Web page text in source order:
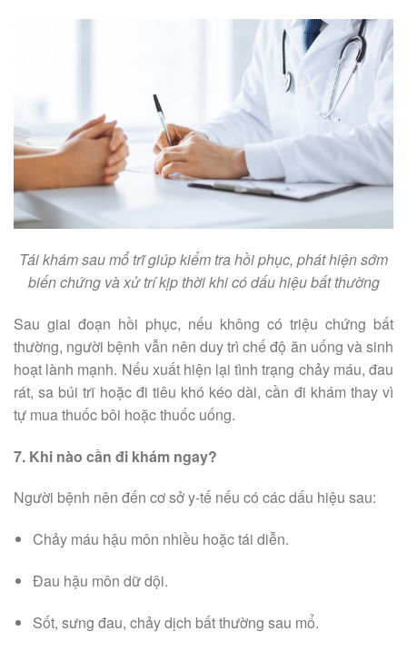
Tái khám sau mổ trĩ giúp kiểm tra hồi phục, phát hiện sớm
biến chứng và xử trí kịp thời khi có dấu hiệu bất thường
Sau giai đoạn hồi phục, nếu không có triệu chứng bất
thường, người bệnh vẫn nên duy trì chế độ ăn uống và sinh
hoạt lành mạnh. Nếu xuất hiện lại tình trạng chảy máu, đau
rát, sa búi trĩ hoặc đi tiêu khó kéo dài, cần đi khám thay vì
tự mua thuốc bôi hoặc thuốc uống.
7. Khi nào cần đi khám ngay?
Người bệnh nên đến cơ sở y-tế nếu có các dấu hiệu sau:
Chảy máu hậu môn nhiều hoặc tái diễn.
Đau hậu môn dữ dội.
Sốt, sưng đau, chảy dịch bất thường sau mổ.